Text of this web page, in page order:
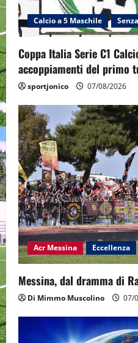
Calcio a 5 Maschile
Coppa Italia Serie C1
accoppiamenti del primo
sportjonico 07/08/2026
Acr Messina Eccellenza
Messina, dal dramma di
Di Mimmo Muscolino 07/